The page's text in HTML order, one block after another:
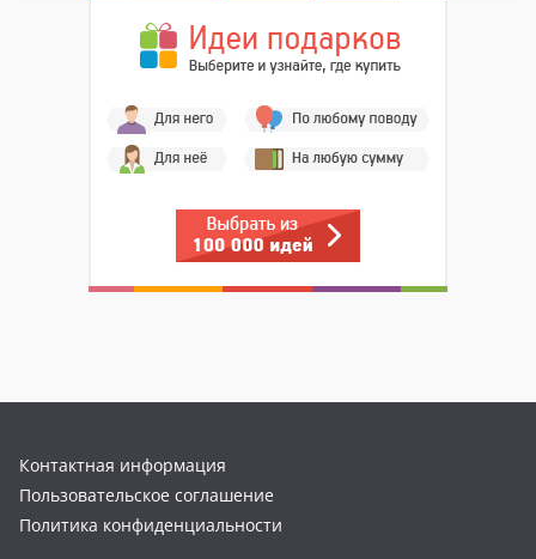
Контактная информация
Пользовательское соглашение
Политика конфиденциальности